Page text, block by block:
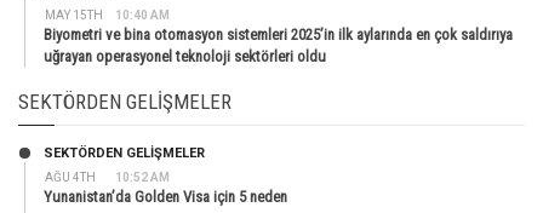
MAY 15TH 10:40 AM
Biyometri ve bina otomasyon sistemleri 2025’in ilk aylarında en çok saldırıya
uğrayan operasyonel teknoloji sektörleri oldu
SEKTÖRDEN GELIŞMELER
AĞU 4TH 10:52 AM
SEKTÖRDEN GELIŞMELER
Yunanistan’da Golden Visa için 5 neden